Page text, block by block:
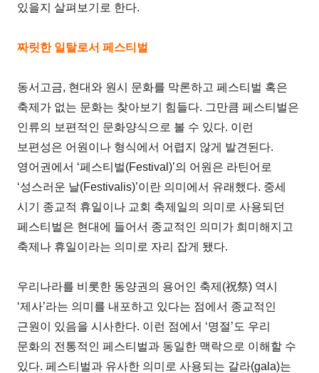
있을지 살펴보기로 한다.
짜릿한 일탈로서 페스티벌
동서고금, 현대와 원시 문화를 막론하고 페스티벌 혹은
축제가 없는 문화는 찾아보기 힘들다. 그만큼 페스티벌은
인류의 보편적인 문화양식으로 볼 수 있다. 이런
보편성은 어원이나 형식에서 어렵지 않게 발견된다.
영어권에서 ‘페스티벌(Festival)’의 어원은 라틴어로
‘성스러운 날(Festivalis)’이란 의미에서 유래했다. 중세
시기 종교적 휴일이나 교회 축제일의 의미로 사용되던
페스티벌은 현대에 들어서 종교적인 의미가 희미해지고
축제나 휴일이라는 의미로 자리 잡게 됐다.
우리나라를 비롯한 동양권의 용어인 축제(祝祭) 역시
‘제사’라는 의미를 내포하고 있다는 점에서 종교적인
근원이 있음을 시사한다. 이런 점에서 ‘명절’도 우리
문화의 전통적인 페스티벌과 동일한 맥락으로 이해할 수
있다. 페스티벌과 유사한 의미로 사용되는 갈라(gala)는